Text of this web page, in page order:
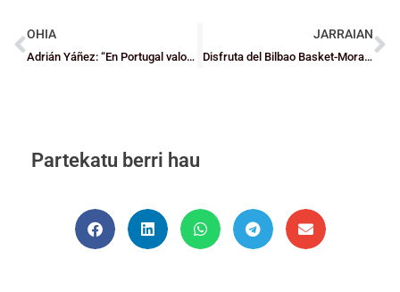
OHIA
Adrián Yáñez: “En Portugal valoran más la gestión de grupo”
JARRAIAN
Disfruta del Bilbao Basket-MoraBanc Andorra por 10 euros
Partekatu berri hau